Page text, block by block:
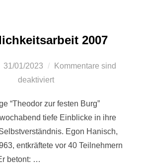
2007
Veröffentlicht
31/01/2023
Kommentare sind
deaktiviert
“Theodor zur festen Burg”
tiefe Einblicke in ihre
Egon Hanisch,
entkräftete vor 40 Teilnehmern
betont: …